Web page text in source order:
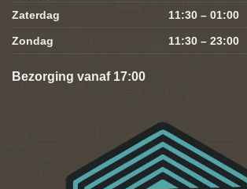
Zaterdag 11:30 – 01:00
Zondag 11:30 – 23:00
Bezorging vanaf 17:00